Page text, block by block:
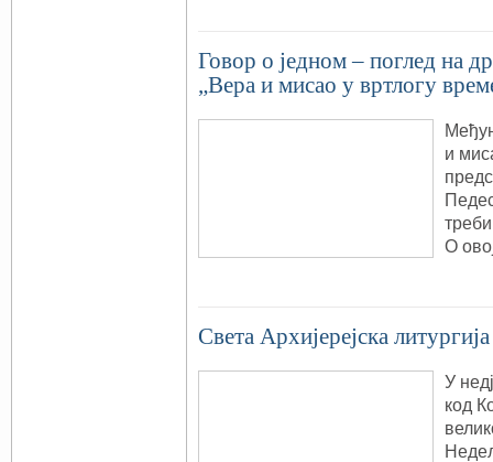
Говор о једном – поглед на
„Вера и мисао у вртлогу
и
О
Света Архијерејска
У
код